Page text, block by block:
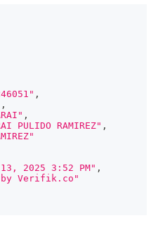
,
,
,
PULIDO RAMIREZ" ,
13, 2025 3:52 PM" ,
Verifik.co"